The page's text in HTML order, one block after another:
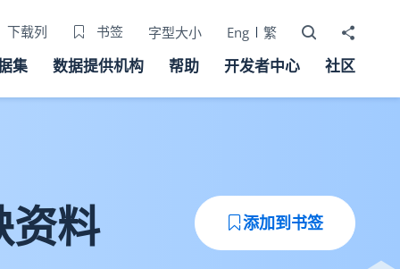
下载列 书签 字型大小 Eng 繁 打开搜寻器
分享至
集 数据提供机构 帮助 开发者中心 社区
资料 添加到书签